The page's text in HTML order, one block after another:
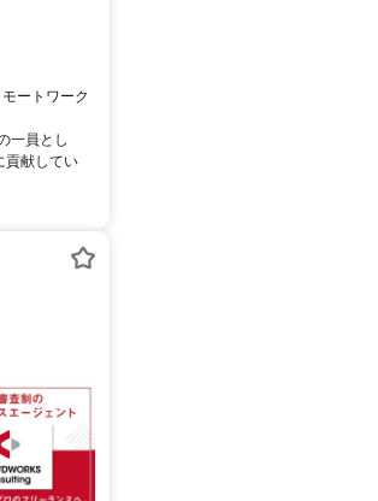
ートワーク
一員とし
貢献してい